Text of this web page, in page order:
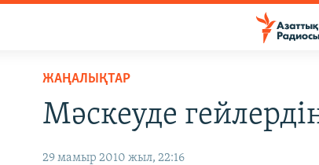
ЖАҢАЛЫҚТАР
Мәскеуде
29 мамыр 2010 жыл, 22:16